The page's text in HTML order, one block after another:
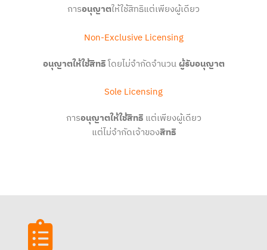
การอนุญาตให้ใช้สิทธิแต่เพียงผู้เดียว
Non-Exclusive Licensing
อนุญาตให้ใช้สิทธิโดยไม่จำกัดจำนวนผู้รับอนุญาต
Sole Licensing
การอนุญาตให้ใช้สิทธิแต่เพียงผู้เดียว
แต่ไม่จำกัดเจ้าของสิทธิ